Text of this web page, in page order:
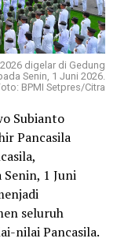
digelar di Gedung
Senin, 1 Juni 2026.
BPMI Setpres/Citra
Subianto
Pancasila
1 Juni
seluruh
nilai Pancasila.